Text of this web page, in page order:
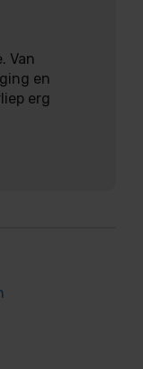
Van
en
erg